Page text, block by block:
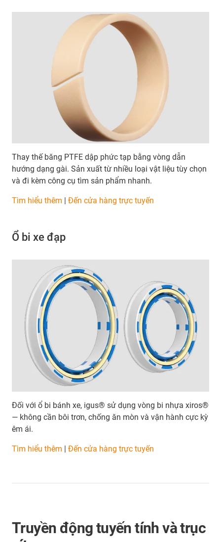
Thay thế băng PTFE dập phức tạp bằng vòng dẫn
hướng dạng gài. Sản xuất từ nhiều loại vật liệu tùy chọn
và đi kèm công cụ tìm sản phẩm nhanh.
Tìm hiểu thêm Đến cửa hàng trực tuyến
Ổ bi xe đạp
Đối với ổ bi bánh xe, igus® sử dụng vòng bi nhựa xiros®
— không cần bôi trơn, chống ăn mòn và vận hành cực kỳ
êm ái.
Tìm hiểu thêm | Đến cửa hàng trực tuyến
Truyền động tuyến tính và trục